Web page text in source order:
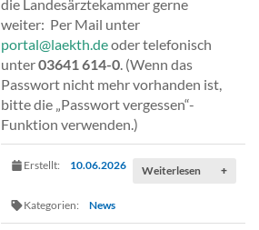
die Landesärztekammer gerne
weiter: Per Mail unter
portal@laekth.deodertelefonisch
unter03641 614-0. (Wenn das
Passwort nicht mehr vorhanden ist,
bitte die „Passwort vergessen“-
Funktion verwenden.)
Erstellt: 10.06.2026
Kategorien: News
Weiterlesen +